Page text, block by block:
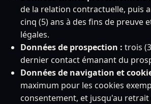
de la relation contractuelle, puis
cinq (5) ans à des fins de preuve
légales.
Données de prospection : trois
dernier contact émanant du
Données de navigation et
maximum pour les cookies
consentement, et jusqu'au